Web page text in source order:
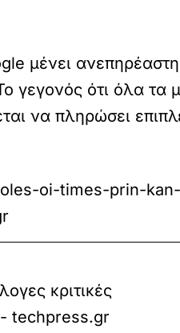
μένει
γεγονός ότι όλα τα
να πληρώσει
oi-times-prin-
κριτικές
techpress.gr